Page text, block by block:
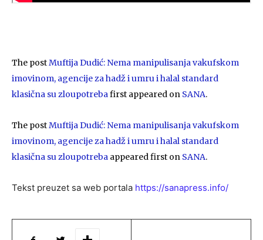
The postMuftija Dudić: Nema manipulisanja vakufskom
imovinom, agencije za hadž i umru i halal standard
klasična su zloupotrebafirst appeared on SANA.
The postMuftija Dudić: Nema manipulisanja vakufskom
imovinom, agencije za hadž i umru i halal standard
klasična su zloupotreba appeared first on SANA.
Tekst preuzet sa web portala https://sanapress.info/